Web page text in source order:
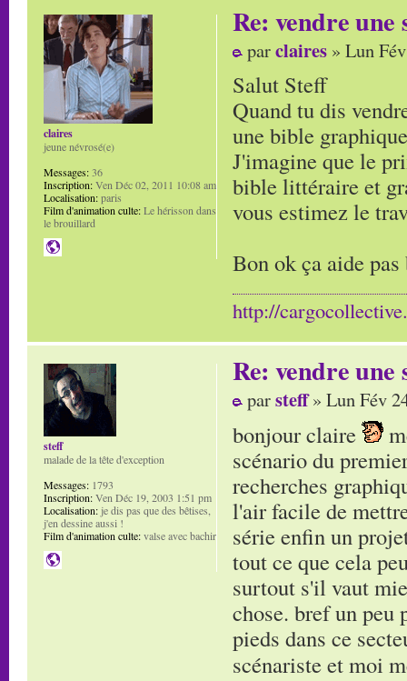
Re: vendre une
parclaires » Lun
Salut Steff
Quand tu dis
une bible
J'imagine que le
bible littéraire et
vous estimez le
Bon ok ça aide pas
http://
claires
jeune névrosé(e)
Messages:36
Inscription:Ven Déc 02, 2011 10:08 am
Localisation:paris
Film d'animation culte:Le hérisson dans
le brouillard
Re: vendre une
parsteff» Lun Fév
bonjour claire
scénario du
recherches
l'air facile de
série enfin un
tout ce que cela
surtout s'il vaut
chose. bref un peu
pieds dans ce
scénariste et moi
steff
malade de la tête d'exception
Messages: 1793
Inscription:Ven Déc 19, 2003 1:51 pm
Localisation:je dis pas que des bêtises,
j'en dessine aussi !
Film d'animation culte:valse avec bachir